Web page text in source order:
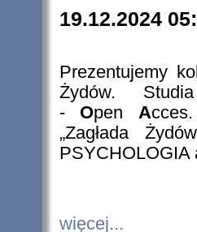
19.12.2024
Prezentujemy
Żydów.
- Open A
„Zagłada
PSYCHOLOGIA
więcej...